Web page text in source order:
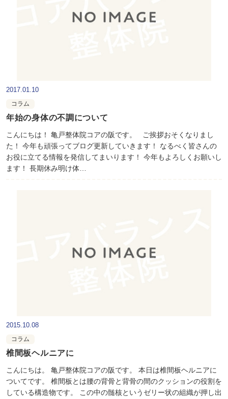
2017.01.10
コラム
年始の身体の不調について
こんにちは！ 亀戸整体院コアの阪です。 ご挨拶おそくなりまし
た！ 今年も頑張ってブログ更新していきます！ なるべく皆さんの
お役に立てる情報を発信してまいります！ 今年もよろしくお願いし
ます！ 長期休み明け体…
2015.10.08
コラム
椎間板ヘルニアに
こんにちは。 亀戸整体院コアの阪です。 本日は椎間板ヘルニアに
ついてです。 椎間板とは腰の背骨と背骨の間のクッションの役割を
している構造物です。 この中の髄核というゼリー状の組織が押し出